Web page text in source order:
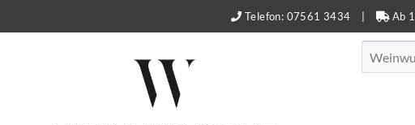
Telefon: 07561 3434 Ab